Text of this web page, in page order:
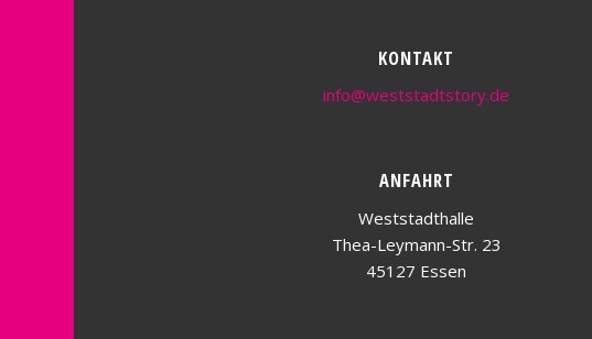
KONTAKT
info@weststadtstory.de
ANFAHRT
Weststadthalle
Thea-Leymann-Str. 23
45127 Essen